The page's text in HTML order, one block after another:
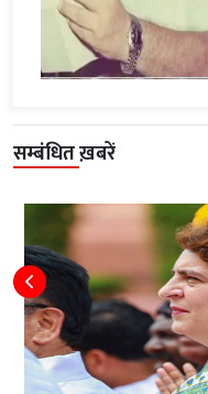
सम्बंधित ख़बरें